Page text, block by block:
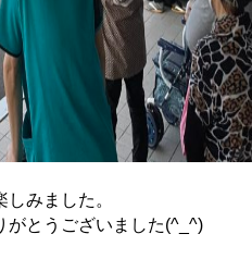
みました。
がとうございました(^_^)